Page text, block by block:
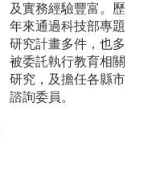
及實務經驗豐富。歷
年來通過科技部專題
研究計畫多件，也多
被委託執行教育相關
研究，及擔任各縣市
諮詢委員。